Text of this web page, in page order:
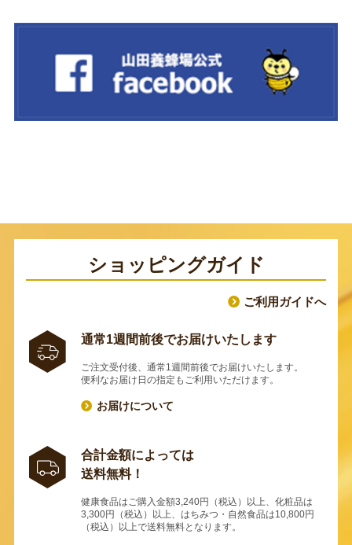
ショッピングガイド
ご利用ガイドへ
通常1週間前後でお届けいたします
ご注文受付後、通常1週間前後でお届けいたします。
便利なお届け日の指定もご利用いただけます。
お届けについて
合計金額によっては
送料無料！
健康食品はご購入金額3,240円（税込）以上、化粧品は
3,300円（税込）以上、はちみつ・自然食品は10,800円
（税込）以上で送料無料となります。